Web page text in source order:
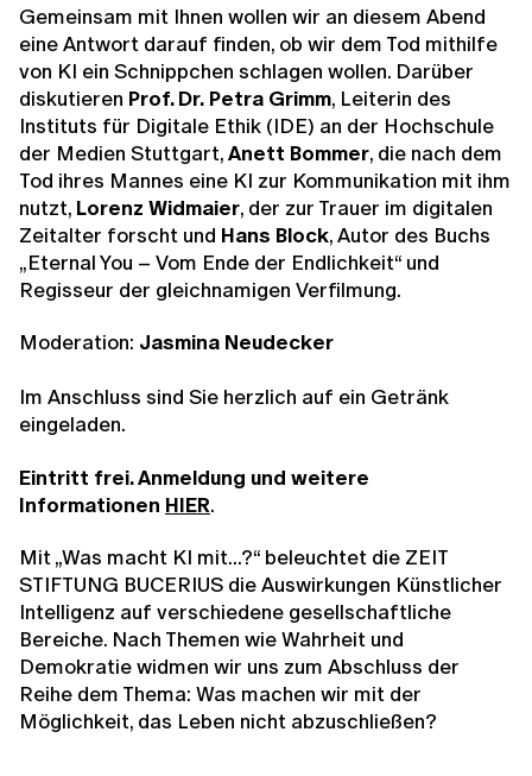
Gemeinsam mit Ihnen wollen wir an diesem Abend
eine Antwort darauf finden, ob wir dem Tod mithilfe
von KI ein Schnippchen schlagen wollen. Darüber
diskutieren Prof. Dr. Petra Grimm, Leiterin des
Instituts für Digitale Ethik (IDE) an der Hochschule
der Medien Stuttgart,Anett Bommer, die nach dem
Tod ihres Mannes eine KI zur Kommunikation mit ihm
nutzt, Lorenz Widmaier, der zur Trauer im digitalen
Zeitalter forscht und Hans Block, Autor des Buchs
„Eternal You – Vom Ende der Endlichkeit“ und
Regisseur der gleichnamigen Verfilmung.
Moderation: Jasmina Neudecker
Im Anschluss sind Sie herzlich auf ein Getränk
eingeladen.
Eintritt frei. Anmeldung und weitere
Informationen HIER.
Mit „Was macht KI mit...?“ beleuchtet die ZEIT
STIFTUNG BUCERIUS die Auswirkungen Künstlicher
Intelligenz auf verschiedene gesellschaftliche
Bereiche. Nach Themen wie Wahrheit und
Demokratie widmen wir uns zum Abschluss der
Reihe dem Thema: Was machen wir mit der
Möglichkeit, das Leben nicht abzuschließen?